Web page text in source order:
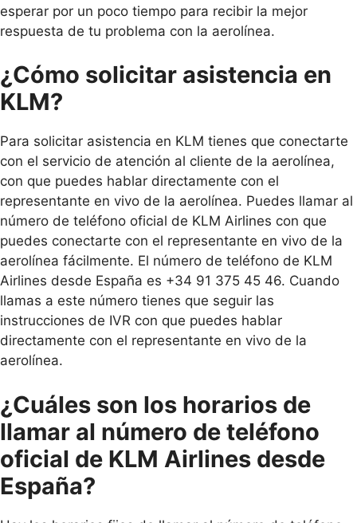
esperar por un poco tiempo para recibir la mejor
respuesta de tu problema con la aerolínea.
¿Cómo solicitar asistencia en
KLM?
Para solicitar asistencia en KLM tienes que conectarte
con el servicio de atención al cliente de la aerolínea,
con que puedes hablar directamente con el
representante en vivo de la aerolínea. Puedes llamar al
número de teléfono oficial de KLM Airlines con que
puedes conectarte con el representante en vivo de la
aerolínea fácilmente. El número de teléfono de KLM
Airlines desde España es +34 91 375 45 46. Cuando
llamas a este número tienes que seguir las
instrucciones de IVR con que puedes hablar
directamente con el representante en vivo de la
aerolínea.
¿Cuáles son los horarios de
llamar al número de teléfono
oficial de KLM Airlines desde
España?